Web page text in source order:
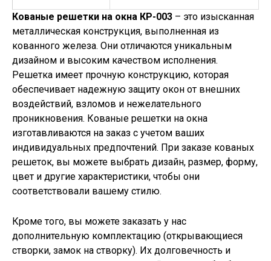
Кованые решетки на окна КР-003 – это изысканная
металлическая конструкция, выполненная из
кованного железа. Они отличаются уникальным
дизайном и высоким качеством исполнения.
Решетка имеет прочную конструкцию, которая
обеспечивает надежную защиту окон от внешних
воздействий, взломов и нежелательного
проникновения. Кованые решетки на окна
изготавливаются на заказ с учетом ваших
индивидуальных предпочтений. При заказе кованых
решеток, вы можете выбрать дизайн, размер, форму,
цвет и другие характеристики, чтобы они
соответствовали вашему стилю.
Кроме того, вы можете заказать у нас
дополнительную комплектацию (открывающиеся
створки, замок на створку). Их долговечность и